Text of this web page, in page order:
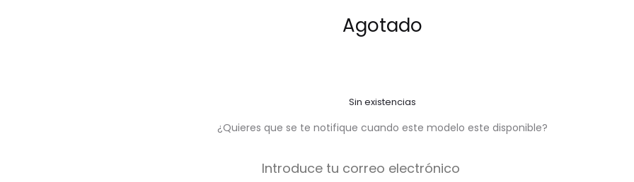
Agotado
Sin existencias
¿Quieres que se te notifique cuando este modelo este disponible?